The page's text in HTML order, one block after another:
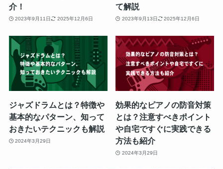
介！
2023年9月11日 2025年12月6日
て解説
2023年9月13日 2025年12月6日
ジャズドラムとは？特徴や
基本的なパターン、知って
おきたいテクニックも解説
2024年3月29日
効果的なピアノの防音対策
とは？注意すべきポイント
や自宅ですぐに実践できる
方法も紹介
2024年3月29日